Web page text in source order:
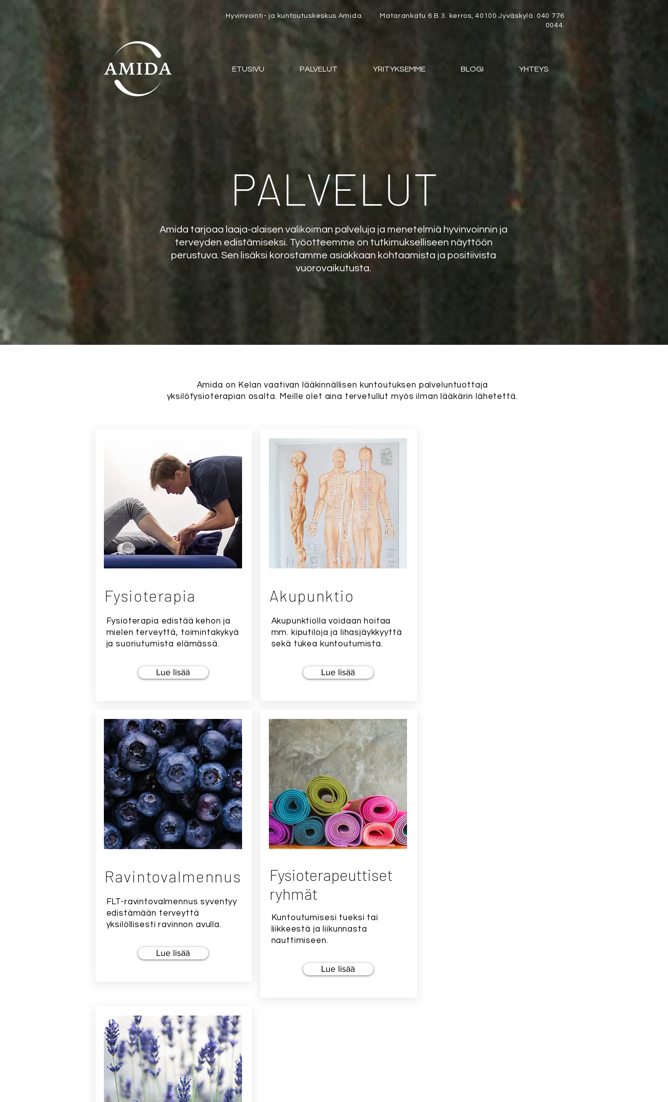
Hyvinvointi- ja kuntoutuskeskus Amida.
Matarankatu 6 B 3. kerros, 40100 Jyväskylä. 040 776
0044.
ETUSIVU PALVELUT YRITYKSEMME BLOGI YHTEYS
PALVELUT
Amida tarjoaa laaja-alaisen valikoiman palveluja ja menetelmiä hyvinvoinnin ja
terveyden edistämiseksi. Työotteemme on tutkimukselliseen näyttöön
perustuva. Sen lisäksi korostamme asiakkaan kohtaamista ja positiivista
vuorovaikutusta.
Amida on Kelan vaativan lääkinnällisen kuntoutuksen palveluntuottaja
yksilöfysioterapian osalta. Meille olet aina tervetullut myös ilman lääkärin lähetettä.
Fysioterapia
Fysioterapia edistää kehon ja
mielen terveyttä, toimintakykyä
ja suoriutumista elämässä.
Lue lisää
Ravintovalmennus
FLT-ravintovalmennus syventyy
edistämään terveyttä
yksilöllisesti ravinnon avulla.
Lue lisää
Akupunktio
Akupunktiolla voidaan hoitaa
mm. kiputiloja ja lihasjäykkyyttä
sekä tukea kuntoutumista.
Lue lisää
Fysioterapeuttiset
ryhmät
Kuntoutumisesi tueksi tai
liikkeestä ja liikunnasta
nauttimiseen.
Lue lisää